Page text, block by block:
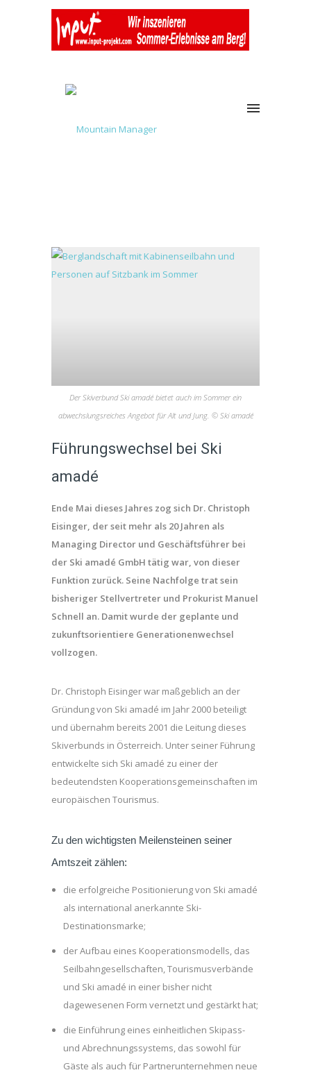
Der Skiverbund Ski amadé bietet auch im Sommer ein
abwechslungsreiches Angebot für Alt und Jung. © Ski amadé
Führungswechsel bei Ski
amadé
Ende Mai dieses Jahres zog sich Dr. Christoph
Eisinger, der seit mehr als 20 Jahren als
Managing Director und Geschäftsführer bei
der Ski amadé GmbH tätig war, von dieser
Funktion zurück. Seine Nachfolge trat sein
bisheriger Stellvertreter und Prokurist Manuel
Schnell an. Damit wurde der geplante und
zukunftsorientiere Generationenwechsel
vollzogen.
Dr. Christoph Eisinger war maßgeblich an der
Gründung von Ski amadé im Jahr 2000 beteiligt
und übernahm bereits 2001 die Leitung dieses
Skiverbunds in Österreich. Unter seiner Führung
entwickelte sich Ski amadé zu einer der
bedeutendsten Kooperationsgemeinschaften im
europäischen Tourismus.
Zu den wichtigsten Meilensteinen seiner
Amtszeit zählen:
die erfolgreiche Positionierung von Ski amadé
als international anerkannte Ski-
Destinationsmarke;
der Aufbau eines Kooperationsmodells, das
Seilbahngesellschaften, Tourismusverbände
und Ski amadé in einer bisher nicht
dagewesenen Form vernetzt und gestärkt hat;
die Einführung eines einheitlichen Skipass-
und Abrechnungssystems, das sowohl für
Gäste als auch für Partnerunternehmen neue